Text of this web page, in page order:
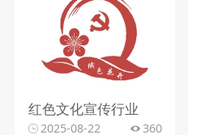
红色文化宣传行业
2025-08-22 360